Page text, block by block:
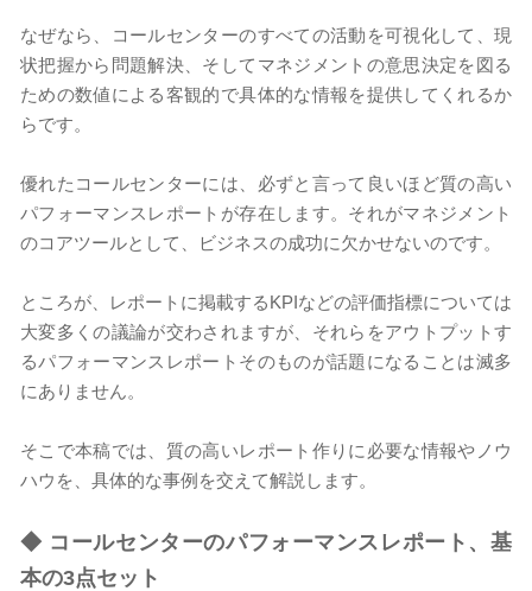
なぜなら、コールセンターのすべての活動を可視化して、現
状把握から問題解決、そしてマネジメントの意思決定を図る
ための数値による客観的で具体的な情報を提供してくれるか
らです。
優れたコールセンターには、必ずと言って良いほど質の高い
パフォーマンスレポートが存在します。それがマネジメント
のコアツールとして、ビジネスの成功に欠かせないのです。
ところが、レポートに掲載するKPIなどの評価指標については
大変多くの議論が交わされますが、それらをアウトプットす
るパフォーマンスレポートそのものが話題になることは滅多
にありません。
そこで本稿では、質の高いレポート作りに必要な情報やノウ
ハウを、具体的な事例を交えて解説します。
◆ コールセンターのパフォーマンスレポート、基
本の3点セット